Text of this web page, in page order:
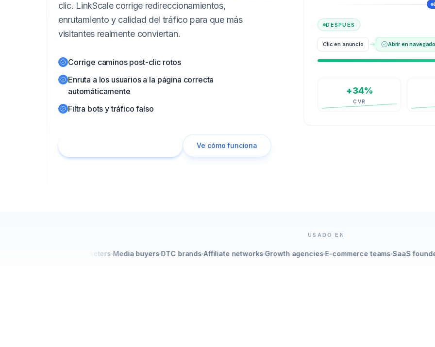
clic. LinkScale corrige redireccionamientos,
enrutamiento y calidad del tráfico para que más
visitantes realmente conviertan.
Corrige caminos post-clic rotos
Enruta a los usuarios a la página correcta
automáticamente
Filtra bots y tráfico falso
Ve cómo funciona
DESPUÉS
Clic en anuncio Abrir en
+34%
CVR
USADO EN
Performance marketers Media buyers DTC brands Affiliate networks Growth agencies E-commerce teams SaaS founders